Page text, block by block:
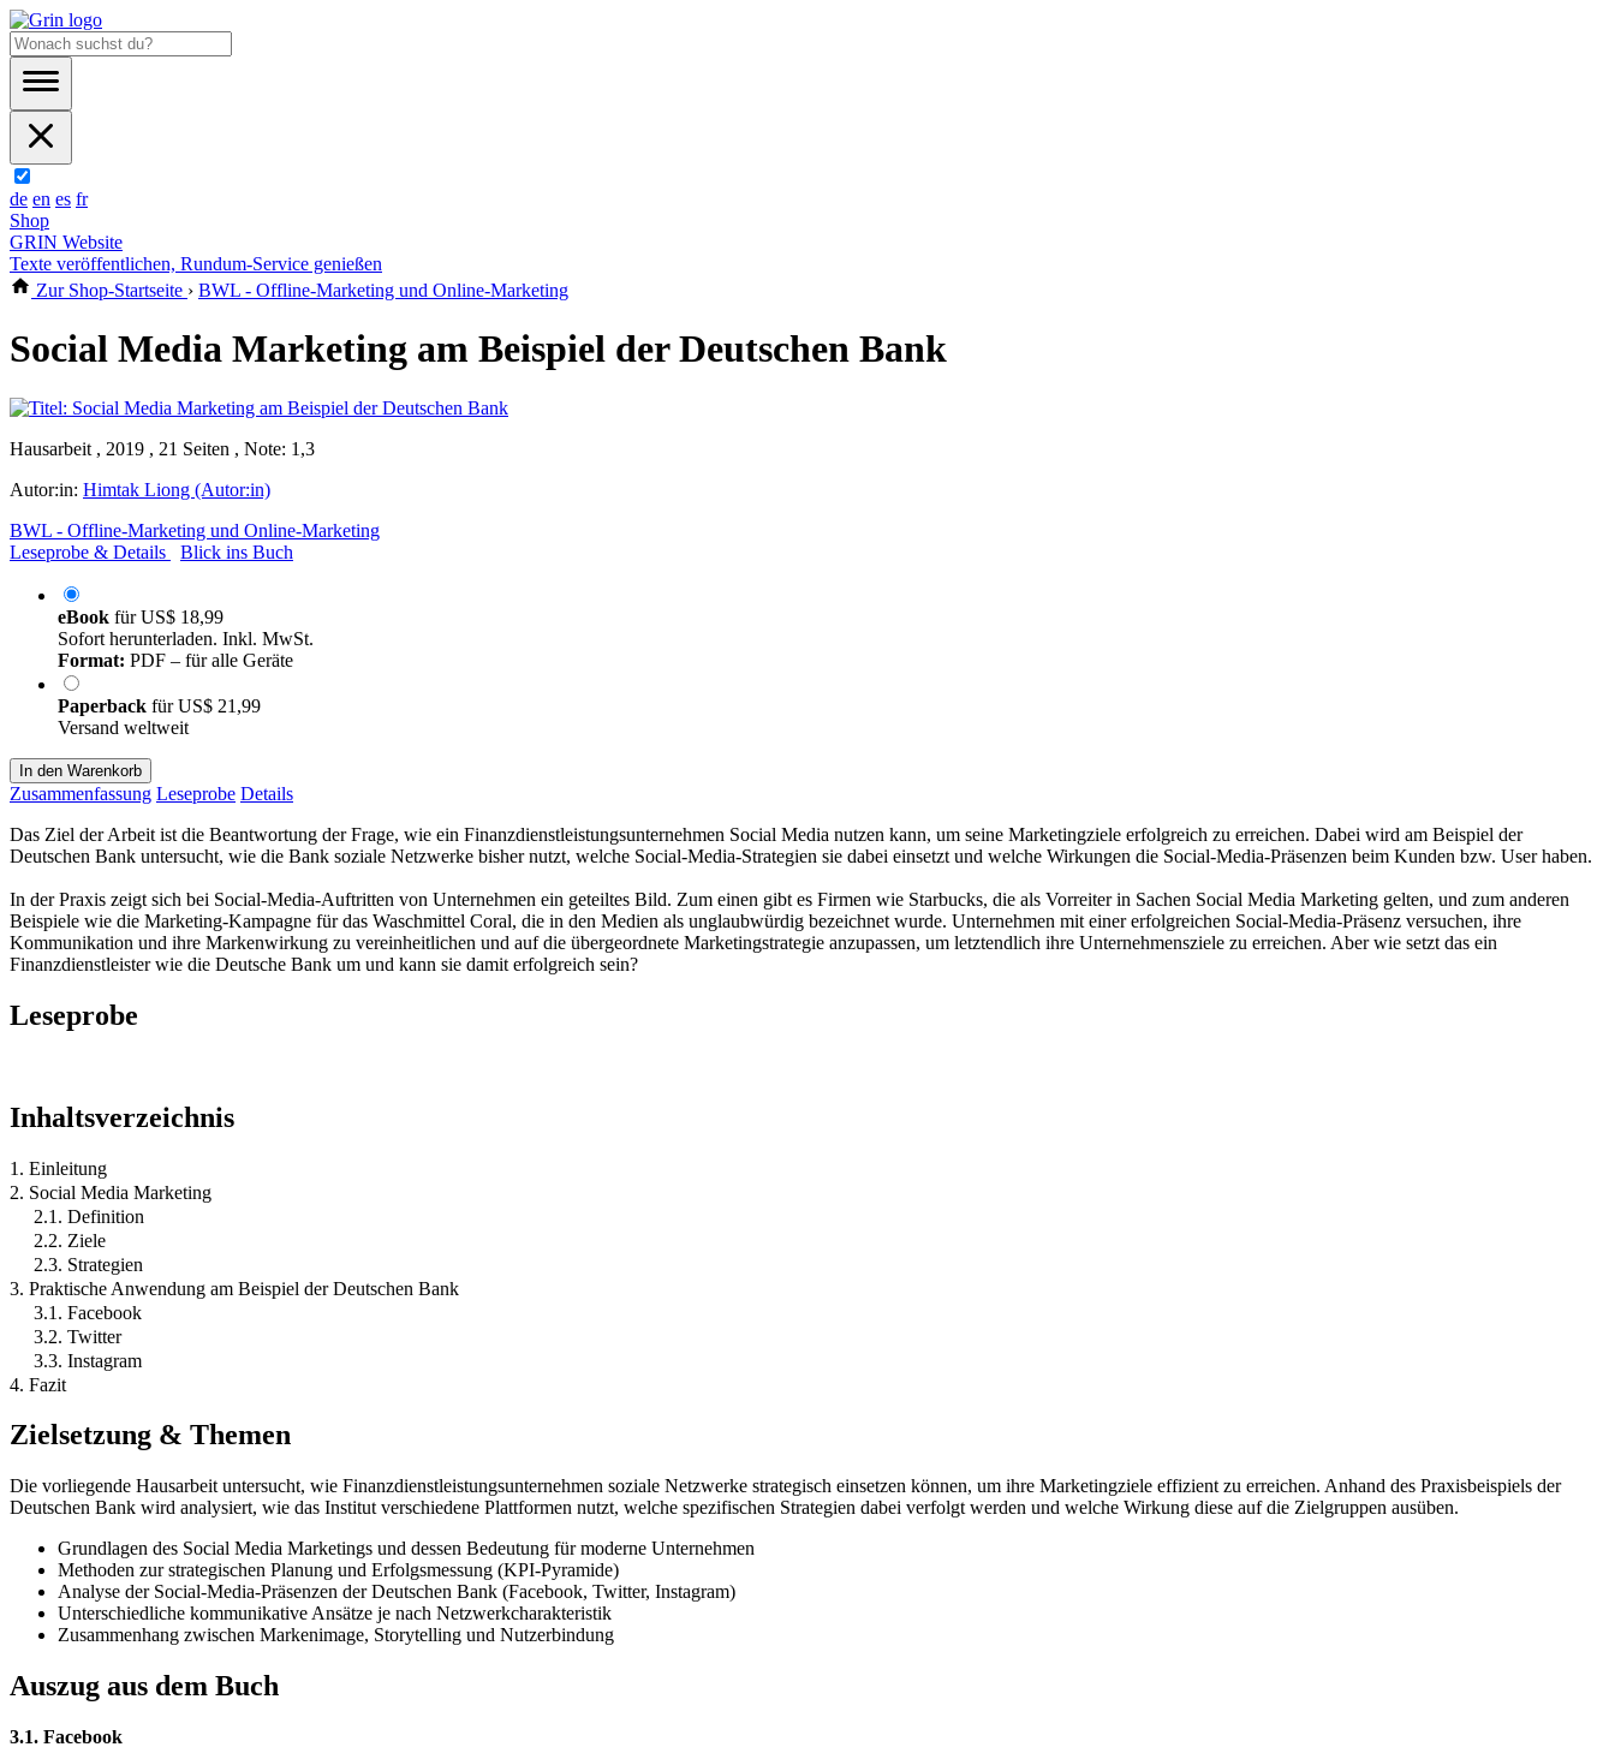
de en es fr
Shop
GRIN Website
Texte veröffentlichen, Rundum-Service genießen
Zur Shop-Startseite › BWL - Offline-Marketing und Online-Marketing
Social Media Marketing am Beispiel der Deutschen Bank
Hausarbeit , 2019 , 21 Seiten , Note: 1,3
Autor:in: Himtak Liong (Autor:in)
BWL - Offline-Marketing und Online-Marketing
Leseprobe & Details
Blick ins Buch
eBook fürUS$ 18,99
Sofort herunterladen. Inkl. MwSt.
Format: PDF – für alle Geräte
Paperback fürUS$ 21,99
Versand weltweit
In den Warenkorb
Zusammenfassung Leseprobe Details
Das Ziel der Arbeit ist die Beantwortung der Frage, wie ein Finanzdienstleistungsunternehmen Social Media nutzen kann, um seine Marketingziele erfolgreich zu erreichen. Dabei wird am Beispiel der
Deutschen Bank untersucht, wie die Bank soziale Netzwerke bisher nutzt, welche Social-Media-Strategien sie dabei einsetzt und welche Wirkungen die Social-Media-Präsenzen beim Kunden bzw. User haben.
In der Praxis zeigt sich bei Social-Media-Auftritten von Unternehmen ein geteiltes Bild. Zum einen gibt es Firmen wie Starbucks, die als Vorreiter in Sachen Social Media Marketing gelten, und zum anderen
Beispiele wie die Marketing-Kampagne für das Waschmittel Coral, die in den Medien als unglaubwürdig bezeichnet wurde. Unternehmen mit einer erfolgreichen Social-Media-Präsenz versuchen, ihre
Kommunikation und ihre Markenwirkung zu vereinheitlichen und auf die übergeordnete Marketingstrategie anzupassen, um letztendlich ihre Unternehmensziele zu erreichen. Aber wie setzt das ein
Finanzdienstleister wie die Deutsche Bank um und kann sie damit erfolgreich sein?
Leseprobe
Inhaltsverzeichnis
1. Einleitung
2. Social Media Marketing
2.1. Definition
2.2. Ziele
2.3. Strategien
3. Praktische Anwendung am Beispiel der Deutschen Bank
3.1. Facebook
3.2. Twitter
3.3. Instagram
4. Fazit
Zielsetzung & Themen
Die vorliegende Hausarbeit untersucht, wie Finanzdienstleistungsunternehmen soziale Netzwerke strategisch einsetzen können, um ihre Marketingziele effizient zu erreichen. Anhand des Praxisbeispiels der
Deutschen Bank wird analysiert, wie das Institut verschiedene Plattformen nutzt, welche spezifischen Strategien dabei verfolgt werden und welche Wirkung diese auf die Zielgruppen ausüben.
Grundlagen des Social Media Marketings und dessen Bedeutung für moderne Unternehmen
Methoden zur strategischen Planung und Erfolgsmessung (KPI-Pyramide)
Analyse der Social-Media-Präsenzen der Deutschen Bank (Facebook, Twitter, Instagram)
Unterschiedliche kommunikative Ansätze je nach Netzwerkcharakteristik
Zusammenhang zwischen Markenimage, Storytelling und Nutzerbindung
Auszug aus dem Buch
3.1. Facebook